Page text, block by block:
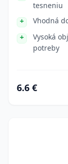
tesneniu
Vhodná
Vysoká
potreby
6.6 €